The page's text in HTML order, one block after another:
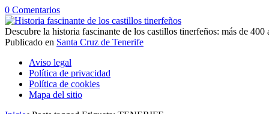
0 Comentariosen
Historia
fascinante
de
castillos
tinerfeños
Descubre la historia fascinante de los castillos tinerfeños: más de
Publicado en Santa Cruz de Tenerife
los
puestos
Aviso legal
Política de privacidad
Política de cookies
Mapa del sitio